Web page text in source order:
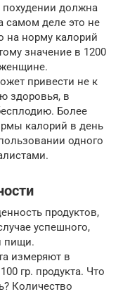
должна
самом деле это не
на норму калорий
значение в 1200
привести не к
здоровья, в
Более
калорий в день
одного
продуктов,
успешного,
пищи.
измеряют в
гр. продукта. Что
Количество